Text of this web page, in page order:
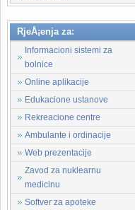
RjeÅ¡enja za:
Informacioni sistemi za
bolnice
Online aplikacije
Edukacione ustanove
Rekreacione centre
Ambulante i ordinacije
Web prezentacije
Zavod za nuklearnu
medicinu
Softver za apoteke